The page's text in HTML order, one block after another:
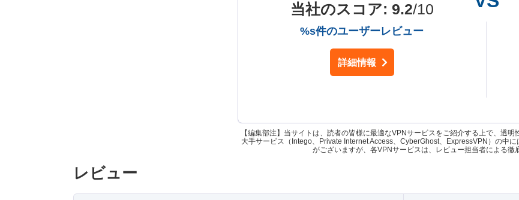
当社のスコア: 9.2/10
%s件のユーザーレビュー
詳細情報
【編集部注】当サイトは、読者の皆様に最適なVPNサービスをご紹介する上で、透
大手サービス（Intego、Private Internet Access、CyberGhost、ExpressVPN）の中
がございますが、各VPNサービスは、レビュー担当者による徹
レビュー